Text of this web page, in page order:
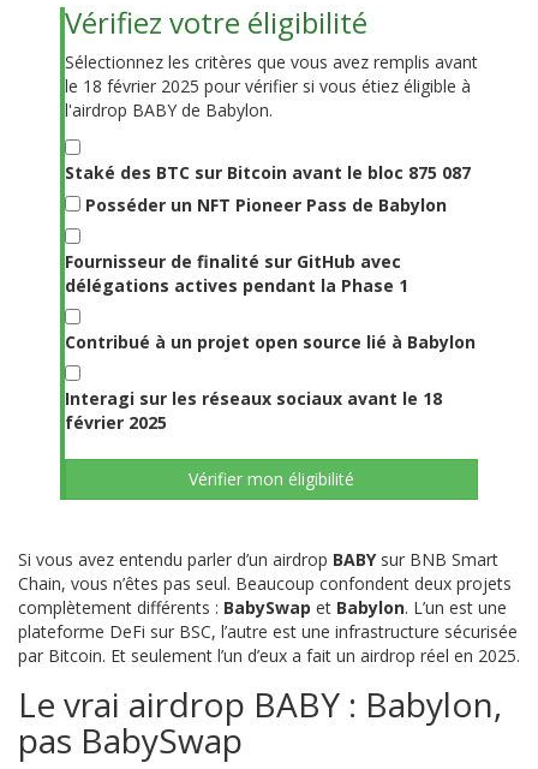
Vérifiez votre éligibilité
Sélectionnez les critères que vous avez remplis avant
le 18 février 2025 pour vérifier si vous étiez éligible à
l'airdrop BABY de Babylon.
Staké des BTC sur Bitcoin avant le bloc 875 087
Posséder un NFT Pioneer Pass de Babylon
Fournisseur de finalité sur GitHub avec
délégations actives pendant la Phase 1
Contribué à un projet open source lié à Babylon
Interagi sur les réseaux sociaux avant le 18
février 2025
Vérifier mon éligibilité
Si vous avez entendu parler d’un airdrop BABYsur BNB Smart
Chain, vous n’êtes pas seul. Beaucoup confondent deux projets
complètement différents : BabySwap et Babylon. L’un est une
plateforme DeFi sur BSC, l’autre est une infrastructure sécurisée
par Bitcoin. Et seulement l’un d’eux a fait un airdrop réel en 2025.
Le vrai airdrop BABY : Babylon,
pas BabySwap